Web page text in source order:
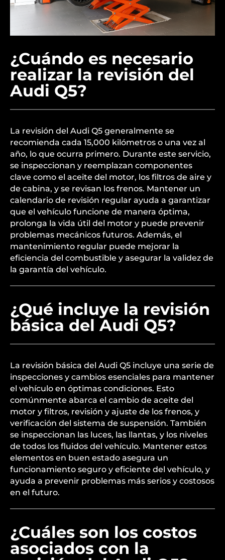
¿Cuándo es necesario
realizar la revisión del
Audi Q5?
La revisión del Audi Q5 generalmente se
recomienda cada 15,000 kilómetros o una vez al
año, lo que ocurra primero. Durante este servicio,
se inspeccionan y reemplazan componentes
clave como el aceite del motor, los filtros de aire y
de cabina, y se revisan los frenos. Mantener un
calendario de revisión regular ayuda a garantizar
que el vehículo funcione de manera óptima,
prolonga la vida útil del motor y puede prevenir
problemas mecánicos futuros. Además, el
mantenimiento regular puede mejorar la
eficiencia del combustible y asegurar la validez de
la garantía del vehículo.
¿Qué incluye la revisión
básica del Audi Q5?
La revisión básica del Audi Q5 incluye una serie de
inspecciones y cambios esenciales para mantener
el vehículo en óptimas condiciones. Esto
comúnmente abarca el cambio de aceite del
motor y filtros, revisión y ajuste de los frenos, y
verificación del sistema de suspensión. También
se inspeccionan las luces, las llantas, y los niveles
de todos los fluidos del vehículo. Mantener estos
elementos en buen estado asegura un
funcionamiento seguro y eficiente del vehículo, y
ayuda a prevenir problemas más serios y costosos
en el futuro.
¿Cuáles son los costos
asociados con la